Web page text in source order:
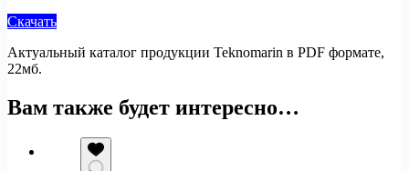
Скачать
Актуальный каталог продукции Teknomarin в PDF формате,
22мб.
Вам также будет интересно…